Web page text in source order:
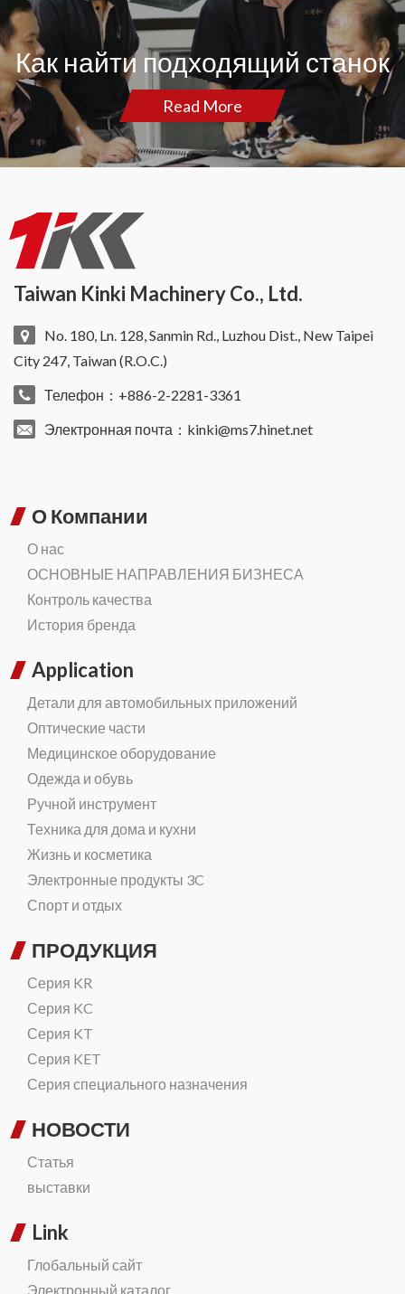
Как найти подходящий станок
Read More
Taiwan Kinki Machinery Co., Ltd.
No. 180, Ln. 128, Sanmin Rd., Luzhou Dist., New Taipei
City 247, Taiwan (R.O.C.)
Телефон：+886-2-2281-3361
Электронная почта： kinki@ms7.hinet.net
О Компании
О нас
ОСНОВНЫЕ НАПРАВЛЕНИЯ БИЗНЕСА
Контроль качества
История бренда
Application
Детали для автомобильных приложений
Оптические части
Медицинское оборудование
Одежда и обувь
Ручной инструмент
Техника для дома и кухни
Жизнь и косметика
Электронные продукты 3C
Спорт и отдых
ПРОДУКЦИЯ
Серия KR
Серия KC
Серия KT
Серия KET
Серия специального назначения
НОВОСТИ
Статья
выставки
Link
Глобальный сайт
Электронный каталог